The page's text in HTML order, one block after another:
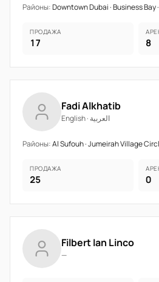
Районы:Downtown Dubai · Business Bay
ПРОДАЖА
17 8
Fadi Alkhatib
English · العربية
Районы:Al Sufouh · Jumeirah Village
ПРОДАЖА
25 0
Filbert Ian Linco
—